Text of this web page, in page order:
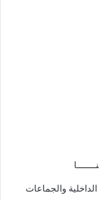
والجماعات